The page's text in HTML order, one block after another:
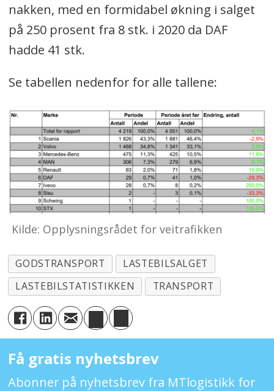
nakken, med en formidabel økning i salget
på 250 prosent fra 8 stk. i 2020 da DAF
hadde 41 stk.
Se tabellen nedenfor for alle tallene:
Kilde: Opplysningsrådet for veitrafikken
GODSTRANSPORT
LASTEBILSALGET
LASTEBILSTATISTIKKEN
TRANSPORT
Få gratis nyhetsbrev
Abonner på nyhetsbrev fra MTlogistikk for